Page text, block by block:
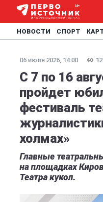
НОВОСТИ СПОРТ
06 июля 2026, 14:00
С 7 по 16
пройдет
фестиваль
холмах»
Главные
на площадках
Театра кукол.